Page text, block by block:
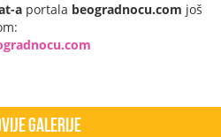
a portala beogradnocu.com još
Galerije